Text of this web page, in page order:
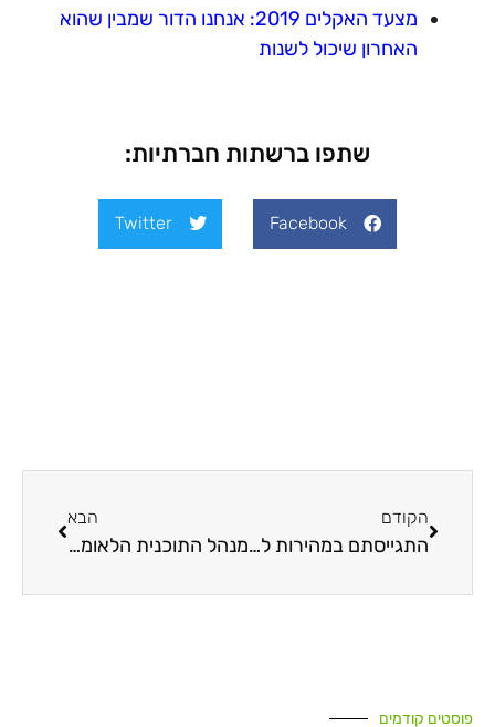
מצעד האקלים 2019: אנחנו הדור שמבין שהוא
האחרון שיכול לשנות
שתפו ברשתות חברתיות:
Facebook
Twitter
הקודם
התגייסתם במהירות להציל את קתדרלת נוטרדאם שנשרפה בפריס! למה אתם לא מתגייסים להציל את כדור הארץ שנשרף?
הבא
מנהל התוכנית הלאומית להפחתת פליטות גזי חממה: "אנחנו לא יכולים להרשות לעצמנו לא לעמוד ביעדים"
פוסטים קודמים